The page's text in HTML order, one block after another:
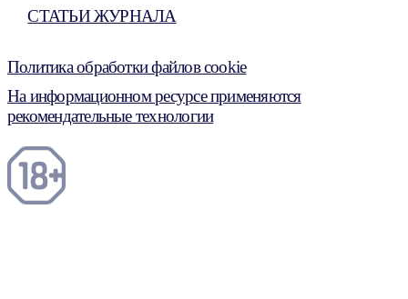
СТАТЬИ ЖУРНАЛА
Политика обработки файлов cookie
На информационном ресурсе применяются
рекомендательные технологии